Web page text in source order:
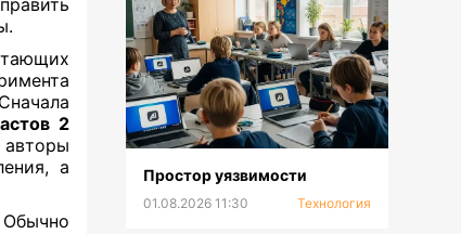
2
а
Обычно
Простор уязвимости
01.08.2026 11:30 Технология